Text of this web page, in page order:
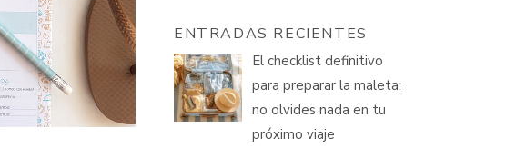
ENTRADAS RECIENTES
El checklist definitivo
para preparar la maleta:
no olvides nada en tu
próximo viaje